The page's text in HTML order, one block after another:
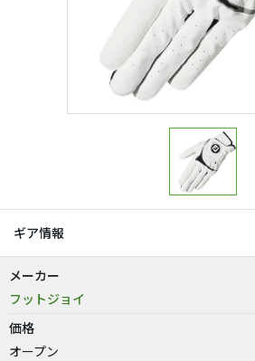
ギア情報
メーカー
フットジョイ
価格
オープン